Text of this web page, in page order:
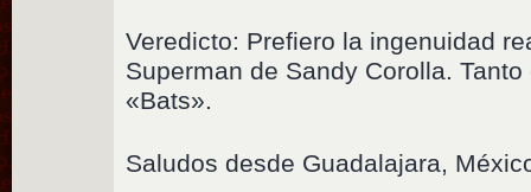
Veredicto: Prefiero la ingenuidad
Superman de Sandy Corolla.
«Bats».
Saludos desde Guadalajara,